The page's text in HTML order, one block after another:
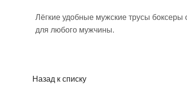
Лёгкие удобные мужские трусы
для любого мужчины.
Назад к списку